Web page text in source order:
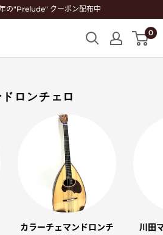
の"Prelude" クーポン配布中
0
ロンチェロ
カラーチェマンドロンチ
川田